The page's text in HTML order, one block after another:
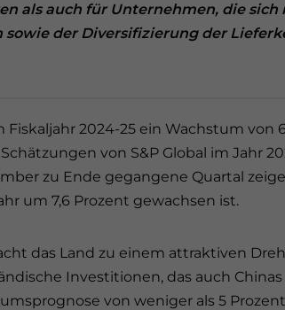
als auch für Unternehmen, die sich
der Diversifizierung der
2024-25 ein Wachstum von
von S&P Global im Jahr
zu Ende gegangene Quartal
um 7,6 Prozent gewachsen ist.
das Land zu einem attraktiven
Investitionen, das auch Chinas
von weniger als 5